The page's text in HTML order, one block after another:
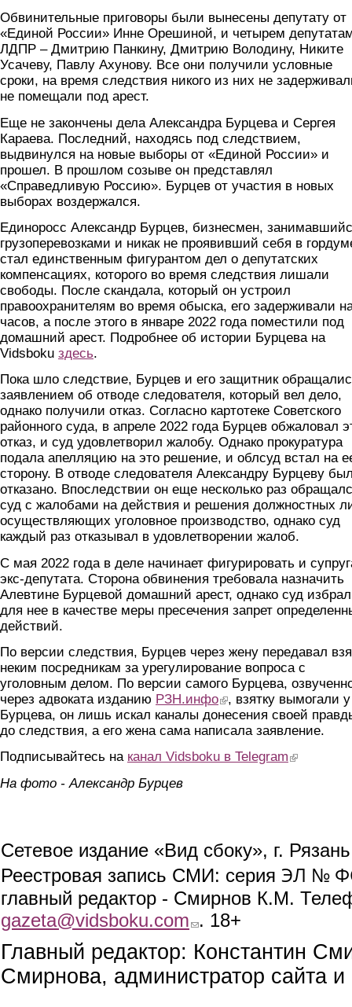
Обвинительные приговоры были вынесены депутату от
«Единой России» Инне Орешиной, и четырем
ЛДПР – Дмитрию Панкину, Дмитрию Володину, Никите
Усачеву, Павлу Ахунову. Все они получили условные
сроки, на время следствия никого из них не
не помещали под арест.
Еще не закончены дела Александра Бурцева и Сергея
Караева. Последний, находясь под следствием,
выдвинулся на новые выборы от «Единой России» и
прошел. В прошлом созыве он представлял
«Справедливую Россию». Бурцев от участия в новых
выборах воздержался.
Единоросс Александр Бурцев, бизнесмен,
грузоперевозками и никак не проявивший себя в
стал единственным фигурантом дел о депутатских
компенсациях, которого во время следствия лишали
свободы. После скандала, который он устроил
правоохранителям во время обыска, его задерживали
часов, а после этого в январе 2022 года поместили под
домашний арест. Подробнее об истории Бурцева на
Vidsboku здесь.
Пока шло следствие, Бурцев и его защитник
заявлением об отводе следователя, который вел дело,
однако получили отказ. Согласно картотеке Советского
районного суда, в апреле 2022 года Бурцев обжаловал
отказ, и суд удовлетворил жалобу. Однако прокуратура
подала апелляцию на это решение, и облсуд встал на
сторону. В отводе следователя Александру Бурцеву
отказано. Впоследствии он еще несколько раз
суд с жалобами на действия и решения должностных
осуществляющих уголовное производство, однако суд
каждый раз отказывал в удовлетворении жалоб.
С мая 2022 года в деле начинает фигурировать и
экс-депутата. Сторона обвинения требовала назначить
Алевтине Бурцевой домашний арест, однако суд избрал
для нее в качестве меры пресечения запрет
действий.
По версии следствия, Бурцев через жену передавал
неким посредникам за урегулирование вопроса с
уголовным делом. По версии самого Бурцева,
через адвоката изданию РЗН.инфо(link is external)
, взятку вымогали у
Бурцева, он лишь искал каналы донесения своей
до следствия, а его жена сама написала заявление.
Подписывайтесь на канал Vidsboku в Telegram (link is
На фото - Александр Бурцев
Сетевое издание «Вид сбоку», г.
Реестровая запись СМИ: серия ЭЛ №
главный редактор - Смирнов К.М.
gazeta@vidsboku.com (link sends e-mail)
. 18+
Главный редактор: Константин
Смирнова, администратор сайта